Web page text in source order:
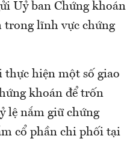
Uỷ ban Chứng khoán
trong lĩnh vực chứng
thực hiện một số giao
khoán để trốn
lệ nắm giữ chứng
cổ phần chi phối tại